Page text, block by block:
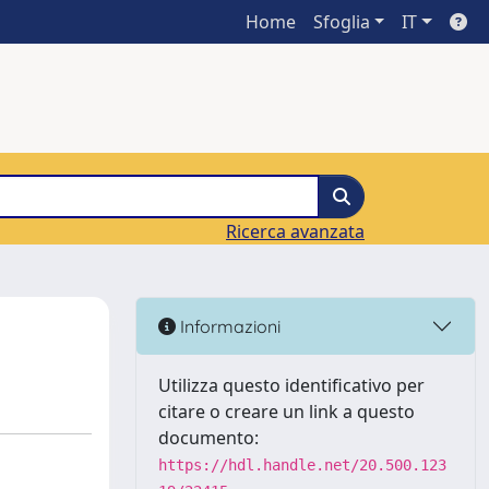
Home Sfoglia IT
Ricerca avanzata
Informazioni
Utilizza questo identificativo per
citare o creare un link a questo
documento:
https://hdl.handle.net/20.500.123